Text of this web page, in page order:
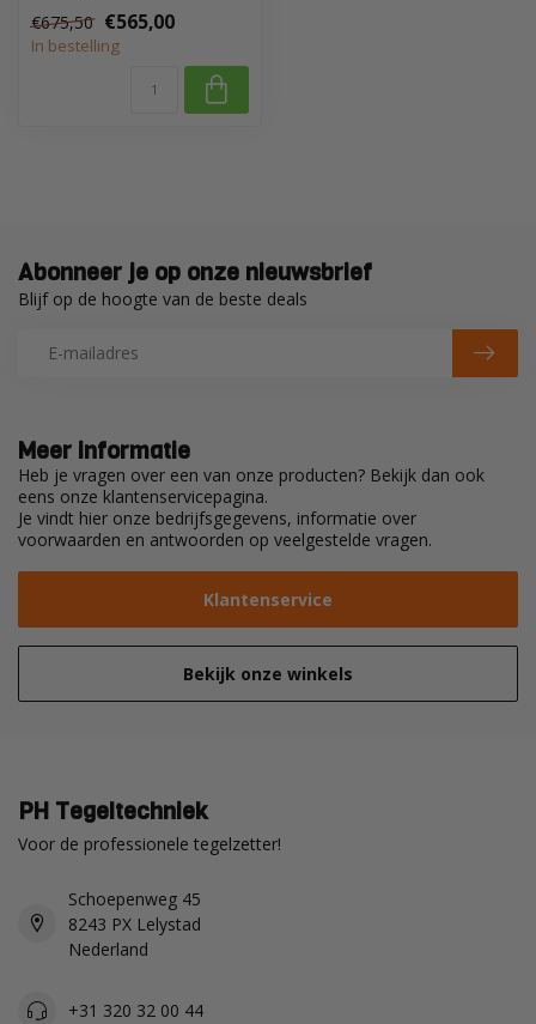
van ...
€675,50 €565,00
In bestelling
Meer informatie
Heb je vragen over een van onze producten? Bekijk dan ook
eens onze klantenservicepagina.
Je vindt hier onze bedrijfsgegevens, informatie over
voorwaarden en antwoorden op veelgestelde vragen.
Klantenservice
Bekijk onze winkels
Abonneer je op onze nieuwsbrief
Blijf op de hoogte van de beste deals
PH Tegeltechniek
Voor de professionele tegelzetter!
Schoepenweg 45
8243 PX Lelystad
Nederland
+31 320 32 00 44